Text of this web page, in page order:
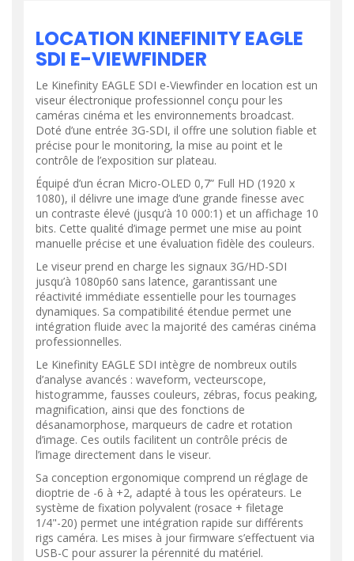
LOCATION KINEFINITY EAGLE
SDI E-VIEWFINDER
Le Kinefinity EAGLE SDI e-Viewfinder en location est un
viseur électronique professionnel conçu pour les
caméras cinéma et les environnements broadcast.
Doté d’une entrée 3G-SDI, il offre une solution fiable et
précise pour le monitoring, la mise au point et le
contrôle de l’exposition sur plateau.
Équipé d’un écran Micro-OLED 0,7” Full HD (1920 x
1080), il délivre une image d’une grande finesse avec
un contraste élevé (jusqu’à 10 000:1) et un affichage 10
bits. Cette qualité d’image permet une mise au point
manuelle précise et une évaluation fidèle des couleurs.
Le viseur prend en charge les signaux 3G/HD-SDI
jusqu’à 1080p60 sans latence, garantissant une
réactivité immédiate essentielle pour les tournages
dynamiques. Sa compatibilité étendue permet une
intégration fluide avec la majorité des caméras cinéma
professionnelles.
Le Kinefinity EAGLE SDI intègre de nombreux outils
d’analyse avancés : waveform, vecteurscope,
histogramme, fausses couleurs, zébras, focus peaking,
magnification, ainsi que des fonctions de
désanamorphose, marqueurs de cadre et rotation
d’image. Ces outils facilitent un contrôle précis de
l’image directement dans le viseur.
Sa conception ergonomique comprend un réglage de
dioptrie de -6 à +2, adapté à tous les opérateurs. Le
système de fixation polyvalent (rosace + filetage
1/4"-20) permet une intégration rapide sur différents
rigs caméra. Les mises à jour firmware s’effectuent via
USB-C pour assurer la pérennité du matériel.